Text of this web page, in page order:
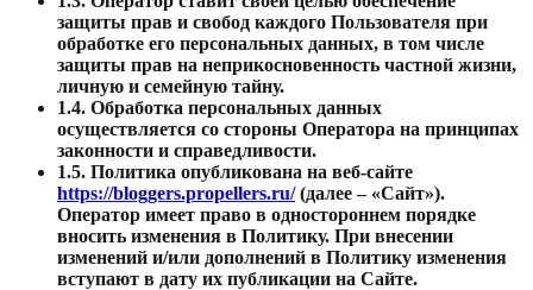
защиты прав и свобод каждого Пользователя при
обработке его персональных данных, в том числе
защиты прав на неприкосновенность частной жизни,
личную и семейную тайну.
1.4. Обработка персональных данных
осуществляется со стороны Оператора на принципах
законности и справедливости.
1.5. Политика опубликована на веб-сайте
https://bloggers.propellers.ru/ (далее – «Сайт»).
Оператор имеет право в одностороннем порядке
вносить изменения в Политику. При внесении
изменений и/или дополнений в Политику изменения
вступают в дату их публикации на Сайте.